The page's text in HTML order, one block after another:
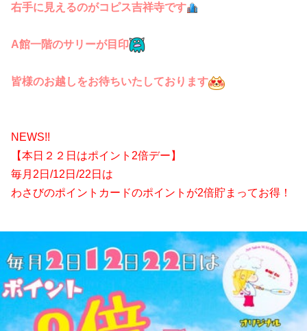
右手に見えるのがコピス吉祥寺です
A館一階のサリーが目印
皆様のお越しをお待ちいたしております
NEWS!!
【本日２２日はポイント2倍デー】
毎月2日/12日/22日は
わさびのポイントカードのポイントが2倍貯まってお得！